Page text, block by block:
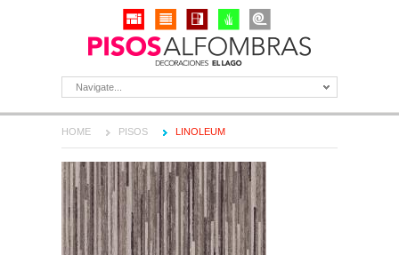
Navigate...
HOME PISOS LINOLEUM